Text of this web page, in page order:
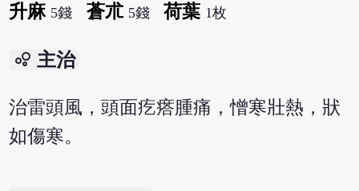
升麻 5錢 蒼朮 5錢 荷葉 1枚
bubble_chart 主治
治雷頭風，頭面疙瘩腫痛，憎寒壯熱，狀
如傷寒。